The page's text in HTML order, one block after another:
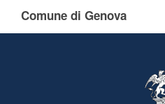
Comune di Genova